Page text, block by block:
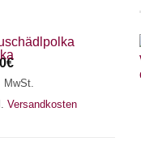
€
MwSt.
Versandkosten